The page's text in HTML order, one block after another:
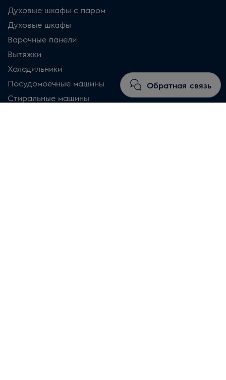
Обратная связь
Духовые шкафы с паром
Духовые шкафы
Варочные панели
Вытяжки
Холодильники
Посудомоечные машины
Стиральные машины